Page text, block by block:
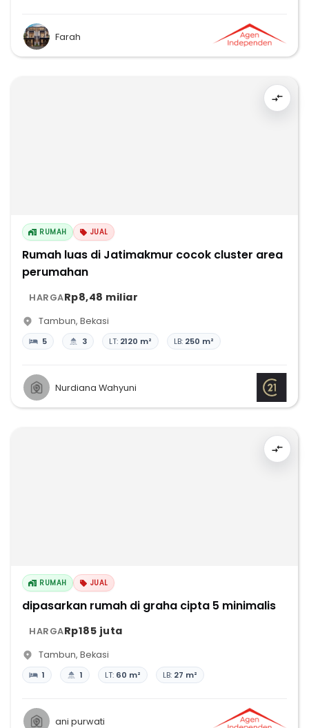
Farah
RUMAH JUAL
Rumah luas di Jatimakmur cocok cluster area
perumahan
HARGARp8,48 miliar
Tambun, Bekasi
5 3 LT: 2120 m² LB: 250 m²
Nurdiana Wahyuni
RUMAH JUAL
dipasarkan rumah di graha cipta 5 minimalis
HARGARp185 juta
Tambun, Bekasi
1 1 LT: 60 m² LB: 27 m²
ani purwati